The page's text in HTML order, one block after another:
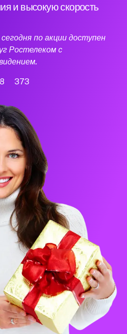
и высокую скорость
по акции доступен
Ростелеком с
373